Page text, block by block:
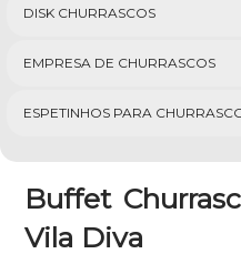
DISK CHURRASCOS
EMPRESA DE CHURRASCOS
ESPETINHOS PARA
Buffet
Vila Diva